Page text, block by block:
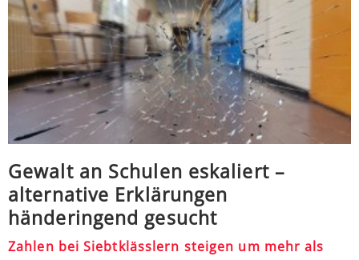
Gewalt an Schulen eskaliert –
alternative Erklärungen
händeringend gesucht
Zahlen bei Siebtklässlern steigen um mehr als